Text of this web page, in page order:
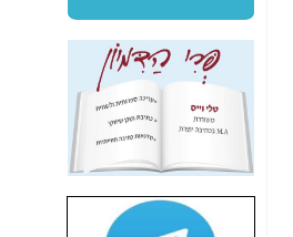
"יש אפליה בחקירה"?
חשיפה: למה השר
משה כחלון לא נחקר
עד היום? -
כאן
חשיפת חשד לשחיתות
הדומה לזו של "תיק
הסלולר -כאן